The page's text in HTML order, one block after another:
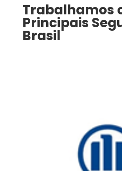
Trabalhamos
Principais
Brasil